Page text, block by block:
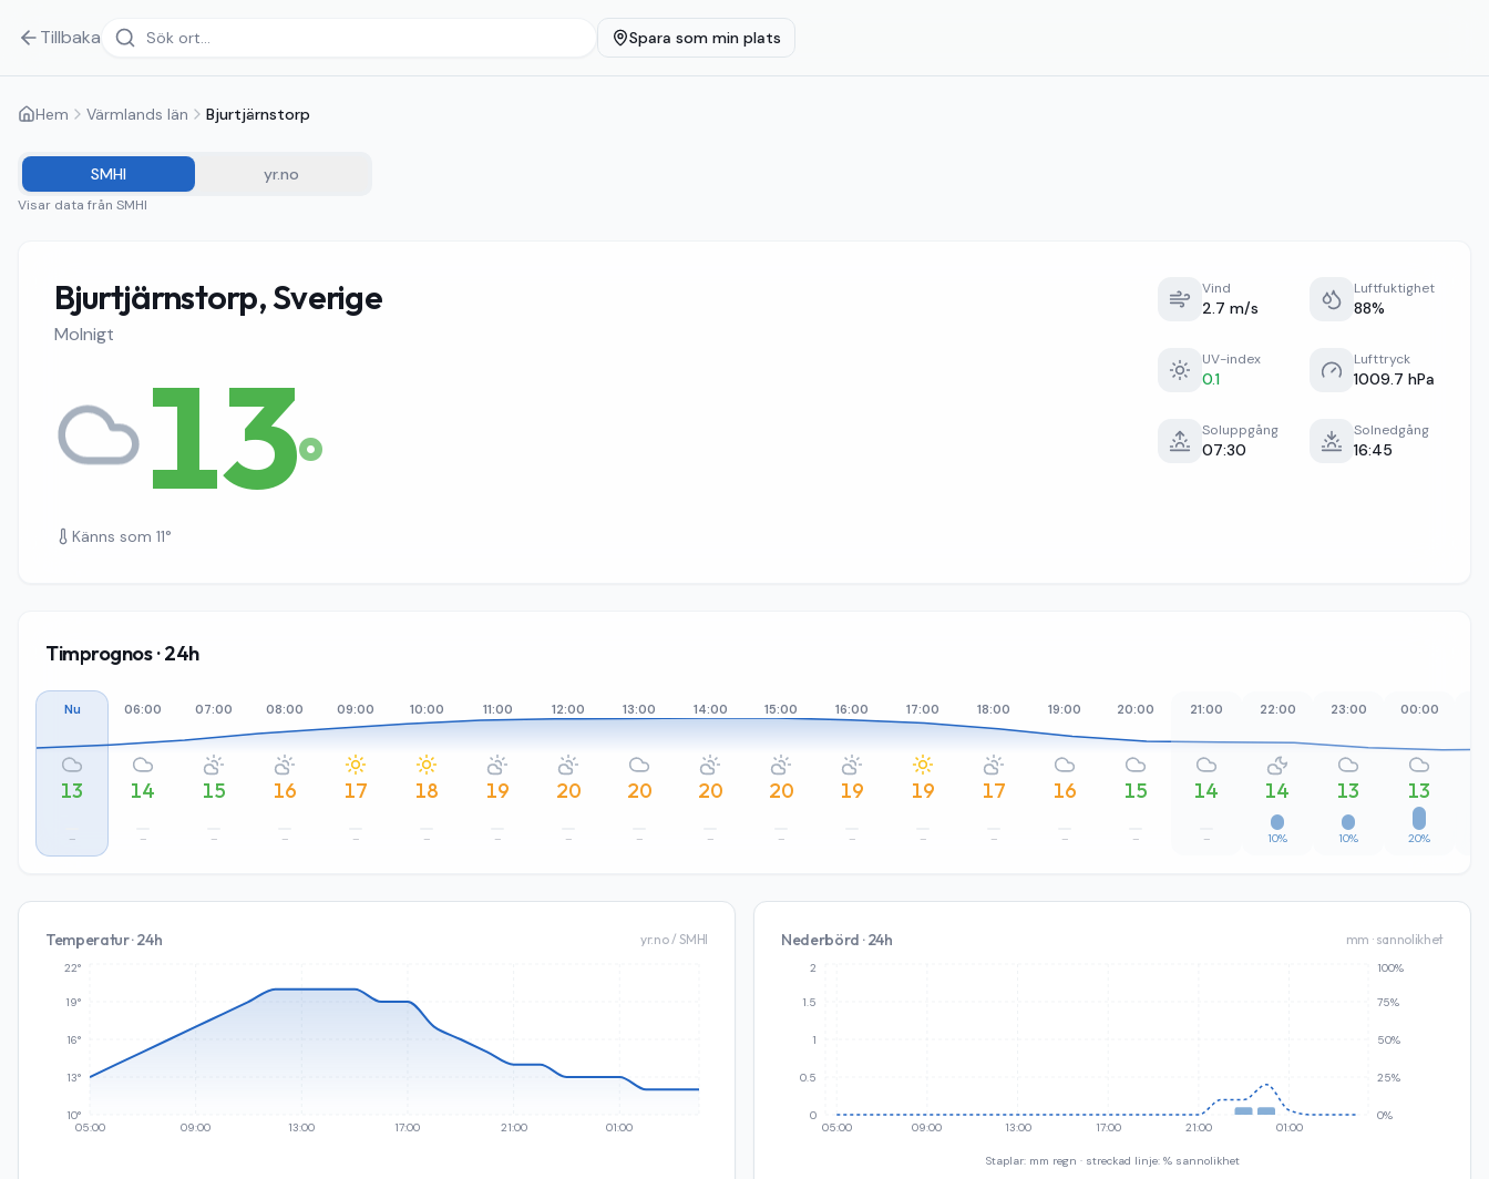
Tillbaka Spara som min plats
Hem Värmlands län Bjurtjärnstorp
SMHI yr.no
Visar data från SMHI
Bjurtjärnstorp, Sverige
Molnigt
13°
Känns som 11°
Vind
2.7 m/s
Luftfuktighet
88%
UV-index
0.1
Lufttryck
1009.7 hPa
Soluppgång
07:30
Solnedgång
16:45
Timprognos · 24h
Nu
13
–
06:00
14
–
07:00
15
–
08:00
16
–
09:00
17
–
10:00
18
–
11:00
19
–
12:00
20
–
13:00
20
–
14:00
20
–
15:00
20
–
16:00
19
–
17:00
19
–
18:00
17
–
19:00
16
–
20:00
15
–
21:00
14
–
22:00
14
10%
23:00
13
10%
00:00
13
20%
Temperatur · 24h yr.no / SMHI
05:00 09:00 13:00 17:00 21:00 01:00
10°
13°
16°
19°
22°
Nederbörd · 24h mm · sannolikhet
05:00 09:00 13:00 17:00 21:00 01:00
0
0.5
1
1.5
2
0%
25%
50%
75%
100%
Staplar: mm regn · streckad linje: % sannolikhet